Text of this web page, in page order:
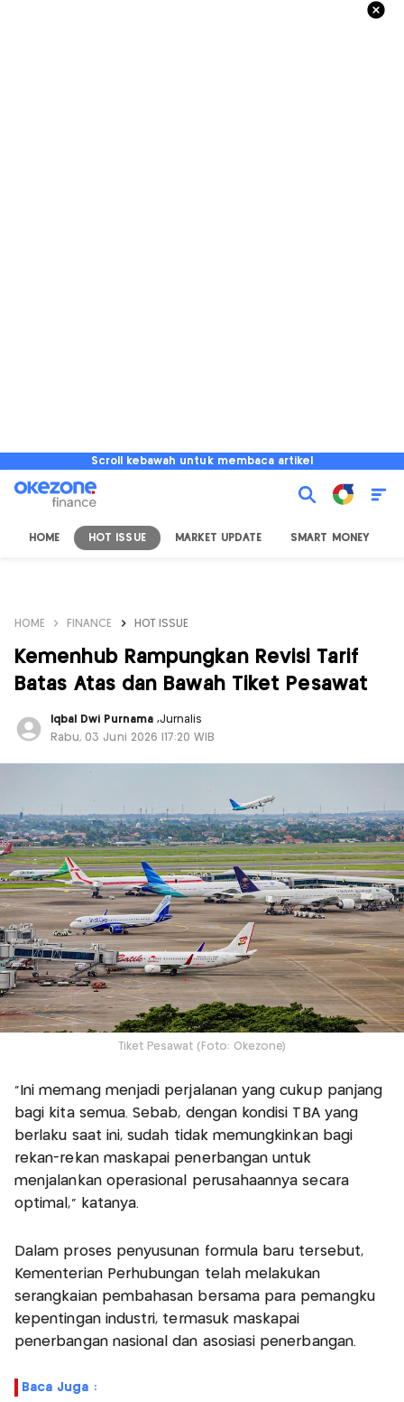
Scroll kebawah untuk membaca artikel
HOME HOT ISSUE MARKET UPDATE SMART MONEY
HOME FINANCE HOT ISSUE
Kemenhub Rampungkan Revisi Tarif
Batas Atas dan Bawah Tiket Pesawat
Iqbal Dwi Purnama ,Jurnalis
Rabu, 03 Juni 2026 |17:20 WIB
Tiket Pesawat (Foto: Okezone)
"Ini memang menjadi perjalanan yang cukup panjang
bagi kita semua. Sebab, dengan kondisi TBA yang
berlaku saat ini, sudah tidak memungkinkan bagi
rekan-rekan maskapai penerbangan untuk
menjalankan operasional perusahaannya secara
optimal," katanya.
Dalam proses penyusunan formula baru tersebut,
Kementerian Perhubungan telah melakukan
serangkaian pembahasan bersama para pemangku
kepentingan industri, termasuk maskapai
penerbangan nasional dan asosiasi penerbangan.
Baca Juga :